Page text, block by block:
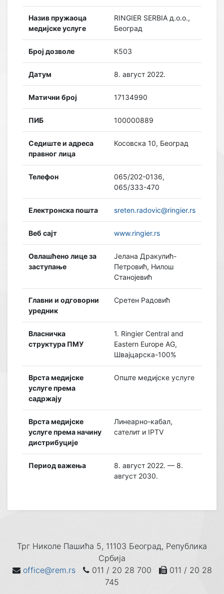
Назив пружаоца
медијске услуге
RINGIER SERBIA д.о.о.,
Београд
Број дозволе К503
Датум 8. август 2022.
Матични број 17134990
ПИБ 100000889
Седиште и адреса
правног лица
Косовска 10, Београд
Телефон
065/202-0136,
065/333-470
Електронска пошта sreten.radovic@ringier.rs
Веб сајт www.ringier.rs
Овлашћено лице за
заступање
Јелана Дракулић-
Петровић, Нилош
Станојевић
Главни и одговорни
уредник
Сретен Радовић
Власничка
структура ПМУ
1. Ringier Central and
Eastern Europe AG,
Швајцарска-100%
Врста медијске
услуге према
садржају
Опште медијске услуге
Врста медијске
услуге према начину
дистрибуције
Линеарно-кабал,
сателит и IPTV
Период важења
8. август 2022. — 8.
август 2030.
Трг Николе Пашића 5, 11103 Београд, Република
Србија
office@rem.rs
011 / 20 28 700
011 / 20 28
745